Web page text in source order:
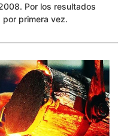
Por los resultados
primera vez.